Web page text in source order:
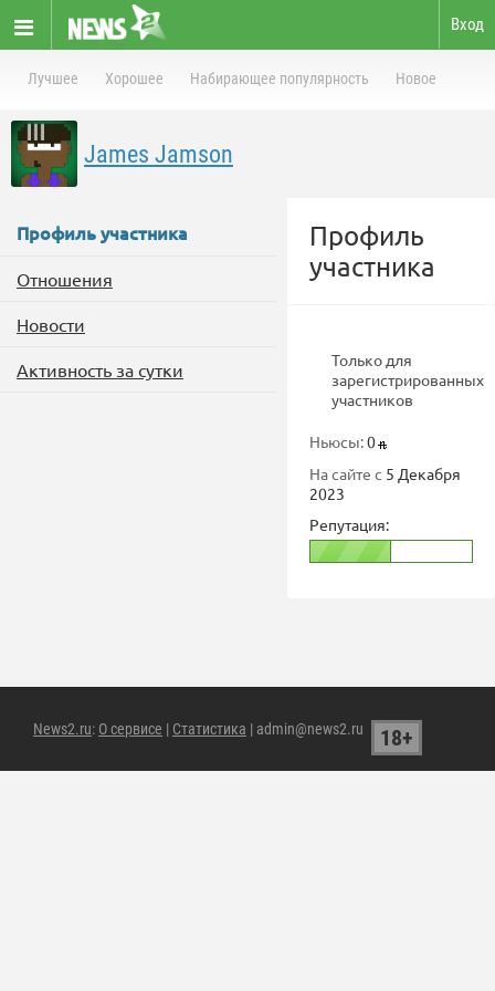
Вход
Лучшее Хорошее Набирающее популярность Новое
James Jamson
Профиль участника
Отношения
Новости
Активность за сутки
Профиль
участника
Только для
зарегистрированных
участников
Ньюсы:0
На сайте с 5 Декабря
2023
Репутация:
News2.ru: О сервисе | Статистика | admin@news2.ru 18+